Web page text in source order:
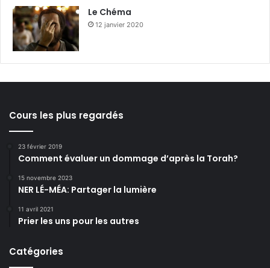
Le Chéma
12 janvier 2020
Cours les plus regardés
23 février 2019
Comment évaluer un dommage d’après la Torah?
15 novembre 2023
NER LÉ-MÉA: Partager la lumière
11 avril 2021
Prier les uns pour les autres
Catégories